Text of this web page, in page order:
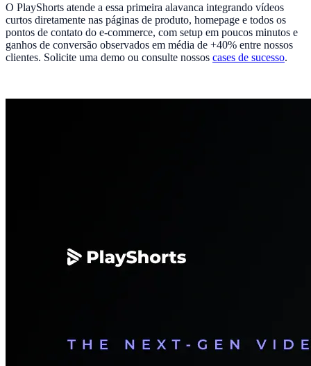
O PlayShorts atende a essa primeira alavanca integrando vídeos
curtos diretamente nas páginas de produto, homepage e todos os
pontos de contato do e-commerce, com setup em poucos minutos e
ganhos de conversão observados em média de +40% entre nossos
clientes. Solicite uma demo ou consulte nossos cases de sucesso.